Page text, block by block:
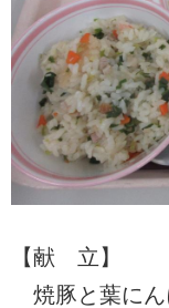
【献 立】
焼豚と葉にん